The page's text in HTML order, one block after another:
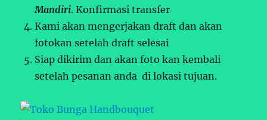
Mandiri. Konfirmasi transfer
Kami akan mengerjakan draft dan akan
fotokan setelah draft selesai
Siap dikirim dan akan foto kan kembali
setelah pesanan anda di lokasi tujuan.